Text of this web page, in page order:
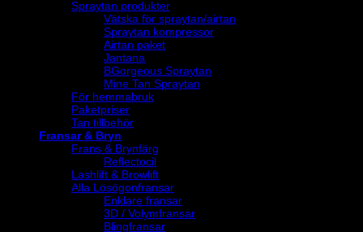
Spraytan produkter
Vätska för spraytan/airtan
Spraytan kompressor
Airtan paket
Jantana
BGorgeous Spraytan
Mine Tan Spraytan
För hemmabruk
Paketpriser
Tan tillbehör
Fransar & Bryn
Frans & Brynfärg
Reflectocil
Lashlift & Browlift
Alla Lösögonfransar
Enklare fransar
3D / Volymfransar
Blingfransar